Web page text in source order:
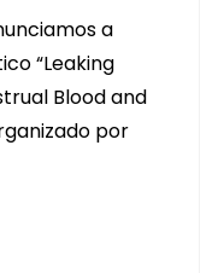
a
“Leaking
Blood and
por